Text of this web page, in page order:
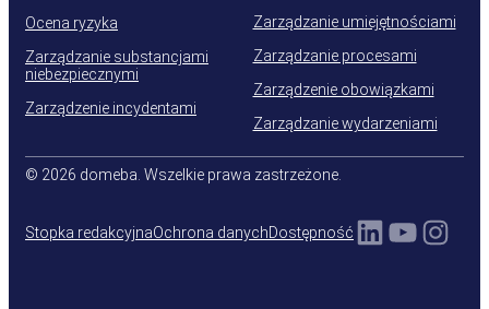
Ocena ryzyka
Zarządzanie substancjami
niebezpiecznymi
Zarządzenie incydentami
Zarządzanie umiejętnościami
Zarządzanie procesami
Zarządzenie obowiązkami
Zarządzanie wydarzeniami
© 2026 domeba. Wszelkie prawa zastrzeżone.
Stopka redakcyjnaOchrona danychDostępnośćLinkedIn